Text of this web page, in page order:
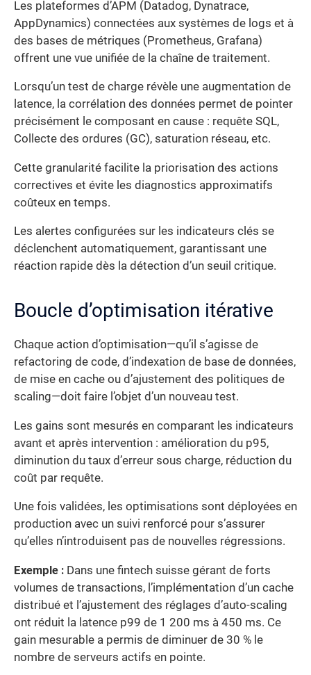
Les plateformes d’APM (Datadog, Dynatrace,
AppDynamics) connectées aux systèmes de logs et à
des bases de métriques (Prometheus, Grafana)
offrent une vue unifiée de la chaîne de traitement.
Lorsqu’un test de charge révèle une augmentation de
latence, la corrélation des données permet de pointer
précisément le composant en cause : requête SQL,
Collecte des ordures (GC), saturation réseau, etc.
Cette granularité facilite la priorisation des actions
correctives et évite les diagnostics approximatifs
coûteux en temps.
Les alertes configurées sur les indicateurs clés se
déclenchent automatiquement, garantissant une
réaction rapide dès la détection d’un seuil critique.
Boucle d’optimisation itérative
Chaque action d’optimisation—qu’il s’agisse de
refactoring de code, d’indexation de base de données,
de mise en cache ou d’ajustement des politiques de
scaling—doit faire l’objet d’un nouveau test.
Les gains sont mesurés en comparant les indicateurs
avant et après intervention : amélioration du p95,
diminution du taux d’erreur sous charge, réduction du
coût par requête.
Une fois validées, les optimisations sont déployées en
production avec un suivi renforcé pour s’assurer
qu’elles n’introduisent pas de nouvelles régressions.
Exemple : Dans une fintech suisse gérant de forts
volumes de transactions, l’implémentation d’un cache
distribué et l’ajustement des réglages d’auto-scaling
ont réduit la latence p99 de 1 200 ms à 450 ms. Ce
gain mesurable a permis de diminuer de 30 % le
nombre de serveurs actifs en pointe.